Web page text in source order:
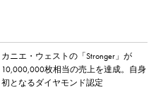
カニエ・ウェストの「Stronger」が
10,000,000枚相当の売上を達成。自身
初となるダイヤモンド認定